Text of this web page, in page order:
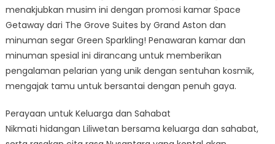
menakjubkan musim ini dengan promosi kamar Space
Getaway dari The Grove Suites by Grand Aston dan
minuman segar Green Sparkling! Penawaran kamar dan
minuman spesial ini dirancang untuk memberikan
pengalaman pelarian yang unik dengan sentuhan kosmik,
mengajak tamu untuk bersantai dengan penuh gaya.
Perayaan untuk Keluarga dan Sahabat
Nikmati hidangan Liliwetan bersama keluarga dan sahabat,